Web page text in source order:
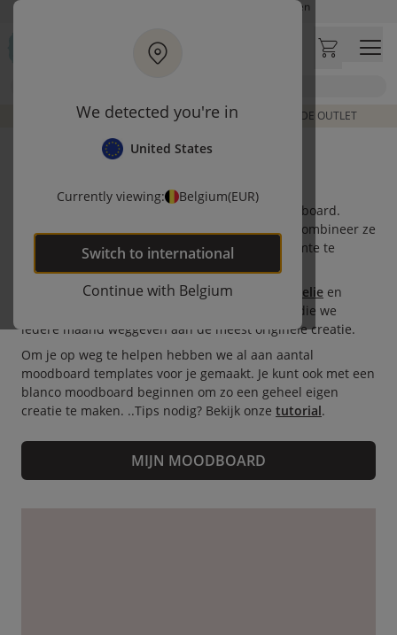
We detected you're in
United States
Currently viewing: Belgium(EUR)
Switch to international
Continue with Belgium
Ga naar hoofdinhoud
Klantbeoordelingen
DE LAATSTE ITEMS UIT VORIGE COLLECTIES | SHOP DE OUTLET
MAAK JE EIGEN MOODBOARD
Met onze gratis moodboard maker staan jouw
interieurideeën binnen no time op een canvas board.
Gebruik afbeeldingen van onze producten en combineer ze
met je eigen foto’s om zo een eigen, unieke ruimte te
creëren voor je kind.
Deel je creatie via Instagram met#mypetiteamelie en
die we
iedere maand weggeven aan de meest originele creatie.
Om je op weg te helpen hebben we al aan aantal
moodboard templates voor je gemaakt. Je kunt ook met een
blanco moodboard beginnen om zo een geheel eigen
creatie te maken. ..Tips nodig? Bekijk onze tutorial.
MIJN MOODBOARD